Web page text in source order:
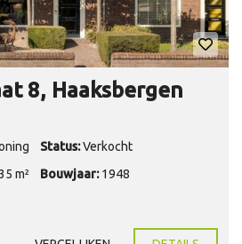
8, Haaksbergen
Status:Verkocht
m² Bouwjaar: 1948